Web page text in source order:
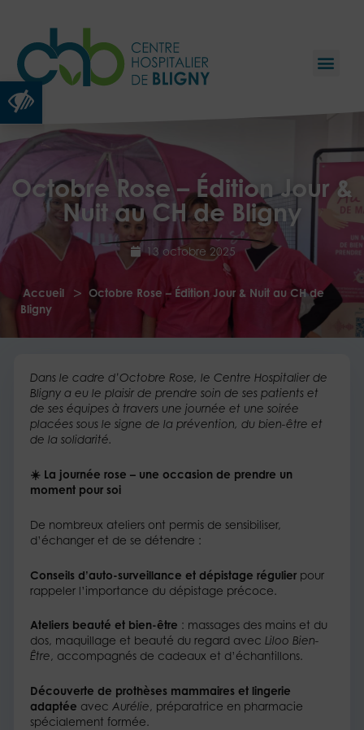
Ouvrir la barre d’outils
Octobre Rose – Édition Jour &
Nuit au CH de Bligny
13 octobre 2025
Accueil >
Octobre Rose – Édition Jour & Nuit au CH de
Bligny
Dans le cadre d’Octobre Rose, le Centre Hospitalier de
Bligny a eu le plaisir de prendre soin de ses patients et
de ses équipes à travers une journée et une soirée
placées sous le signe de la prévention, du bien-être et
de la solidarité.
☀️ La journée rose – une occasion de prendre un
moment pour soi
De nombreux ateliers ont permis de sensibiliser,
d’échanger et de se détendre :
Conseils d’auto-surveillance et dépistage régulier pour
rappeler l’importance du dépistage précoce.
Ateliers beauté et bien-être : massages des mains et du
dos, maquillage et beauté du regard avecLiloo Bien-
Être, accompagnés de cadeaux et d’échantillons.
Découverte de prothèses mammaires et lingerie
adaptée avecAurélie, préparatrice en pharmacie
spécialement formée.